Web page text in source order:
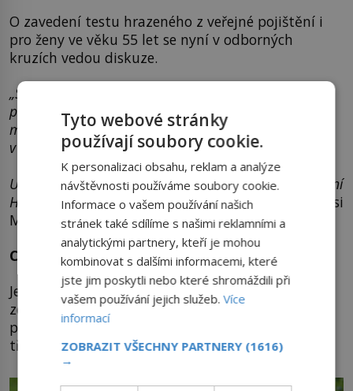
O zavedení testu hrazeného z veřejné pojištění i
pro ženy ve věku 55 let se nyní v odborných
kruzích vedou diskuze.
„Současná strategie vyšetření, která doporučuje
provedení stěru na HPV DNA ve 35 a ve 45 letech,
může část pacientek s opakovanou infekcí získanou
v pozdějším věku minout.
Uvedená data proto silně podporují rozšíření vyšetření
HPV DNA i na skupinu žen po 50. roce života,“
myslí si
MUDr. Sláma.
Co znamená pozitivní a co negativní výsledek?
Je důležité zmínit, že pozitivita na HPV ještě
zdaleka neznamená, že má žena rakovinu – je to
pouze informace, že se v těle nachází virus a je
třeba být obezřetný.
Tyto webové stránky
používají soubory cookie.
K personalizaci obsahu, reklam a analýze
návštěvnosti používáme soubory cookie.
Informace o vašem používání našich
stránek také sdílíme s našimi reklamními a
analytickými partnery, kteří je mohou
kombinovat s dalšími informacemi, které
jste jim poskytli nebo které shromáždili při
vašem používání jejich služeb.Více
informací
ZOBRAZIT VŠECHNY PARTNERY (1616)
→